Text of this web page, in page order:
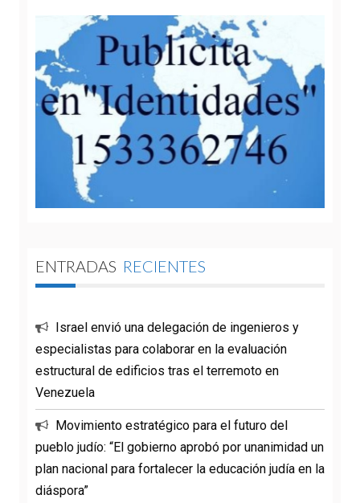
ENTRADAS RECIENTES
Israel envió una delegación de ingenieros y
especialistas para colaborar en la evaluación
estructural de edificios tras el terremoto en
Venezuela
Movimiento estratégico para el futuro del
pueblo judío: “El gobierno aprobó por unanimidad un
plan nacional para fortalecer la educación judía en la
diáspora”